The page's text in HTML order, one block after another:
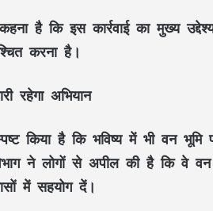
है कि इस कार्रवाई का मुख्य
करना है।
रहेगा अभियान
किया है कि भविष्य में भी वन
ने लोगों से अपील की है कि वे
में सहयोग दें।